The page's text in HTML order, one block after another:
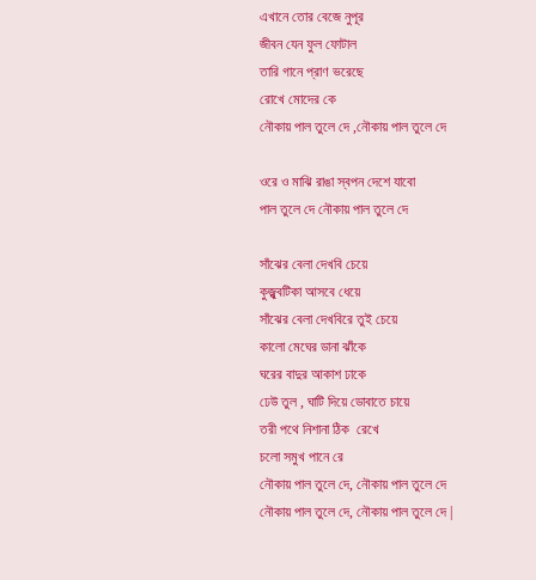
এখানে তোর বেজে নুপূর
জীবন যেন ফুল ফোটাল
তারি গানে প্রাণ ভরেছে
রোখে মোদের কে
নৌকায় পাল তুলে দে ,নৌকায় পাল তুলে দে
ওরে ও মাঝি রাঙা স্বপন দেশে যাবো
পাল তুলে দে নৌকায় পাল তুলে দে
সাঁঝের বেলা দেখবি চেয়ে
কুজ্ঝ্বটিকা আসবে ধেয়ে
সাঁঝের বেলা দেখবিরে তুই চেয়ে
কালো মেঘের ডানা ঝাঁকে
ঘরের বাদুর আকাশ ঢাকে
ঢেউ তুল , ঘাটি দিয়ে ডোবাতে চায়ে
তরী পথে নিশানা ঠিক রেখে
চলো সমুখ পানে রে
নৌকায় পাল তুলে দে, নৌকায় পাল তুলে দে
নৌকায় পাল তুলে দে, নৌকায় পাল তুলে দে |